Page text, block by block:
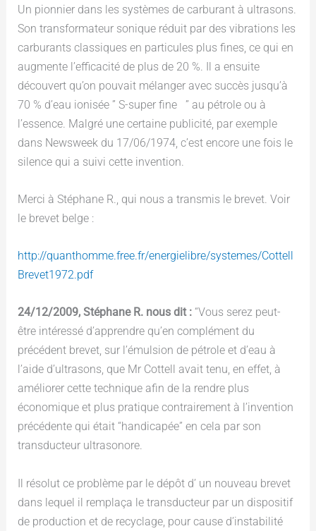
Un pionnier dans les systèmes de carburant à ultrasons.
Son transformateur sonique réduit par des vibrations les
carburants classiques en particules plus fines, ce qui en
augmente l’efficacité de plus de 20 %. Il a ensuite
découvert qu’on pouvait mélanger avec succès jusqu’à
70 % d’eau ionisée ” S-super fine ” au pétrole ou à
l’essence. Malgré une certaine publicité, par exemple
dans Newsweek du 17/06/1974, c’est encore une fois le
silence qui a suivi cette invention.
Merci à Stéphane R., qui nous a transmis le brevet. Voir
le brevet belge :
http://quanthomme.free.fr/energielibre/systemes/Cottell
Brevet1972.pdf
24/12/2009, Stéphane R. nous dit : “Vous serez peut-
être intéressé d’apprendre qu’en complément du
précédent brevet, sur l’émulsion de pétrole et d’eau à
l’aide d’ultrasons, que Mr Cottell avait tenu, en effet, à
améliorer cette technique afin de la rendre plus
économique et plus pratique contrairement à l’invention
précédente qui était “handicapée” en cela par son
transducteur ultrasonore.
Il résolut ce problème par le dépôt d’ un nouveau brevet
dans lequel il remplaça le transducteur par un dispositif
de production et de recyclage, pour cause d’instabilité